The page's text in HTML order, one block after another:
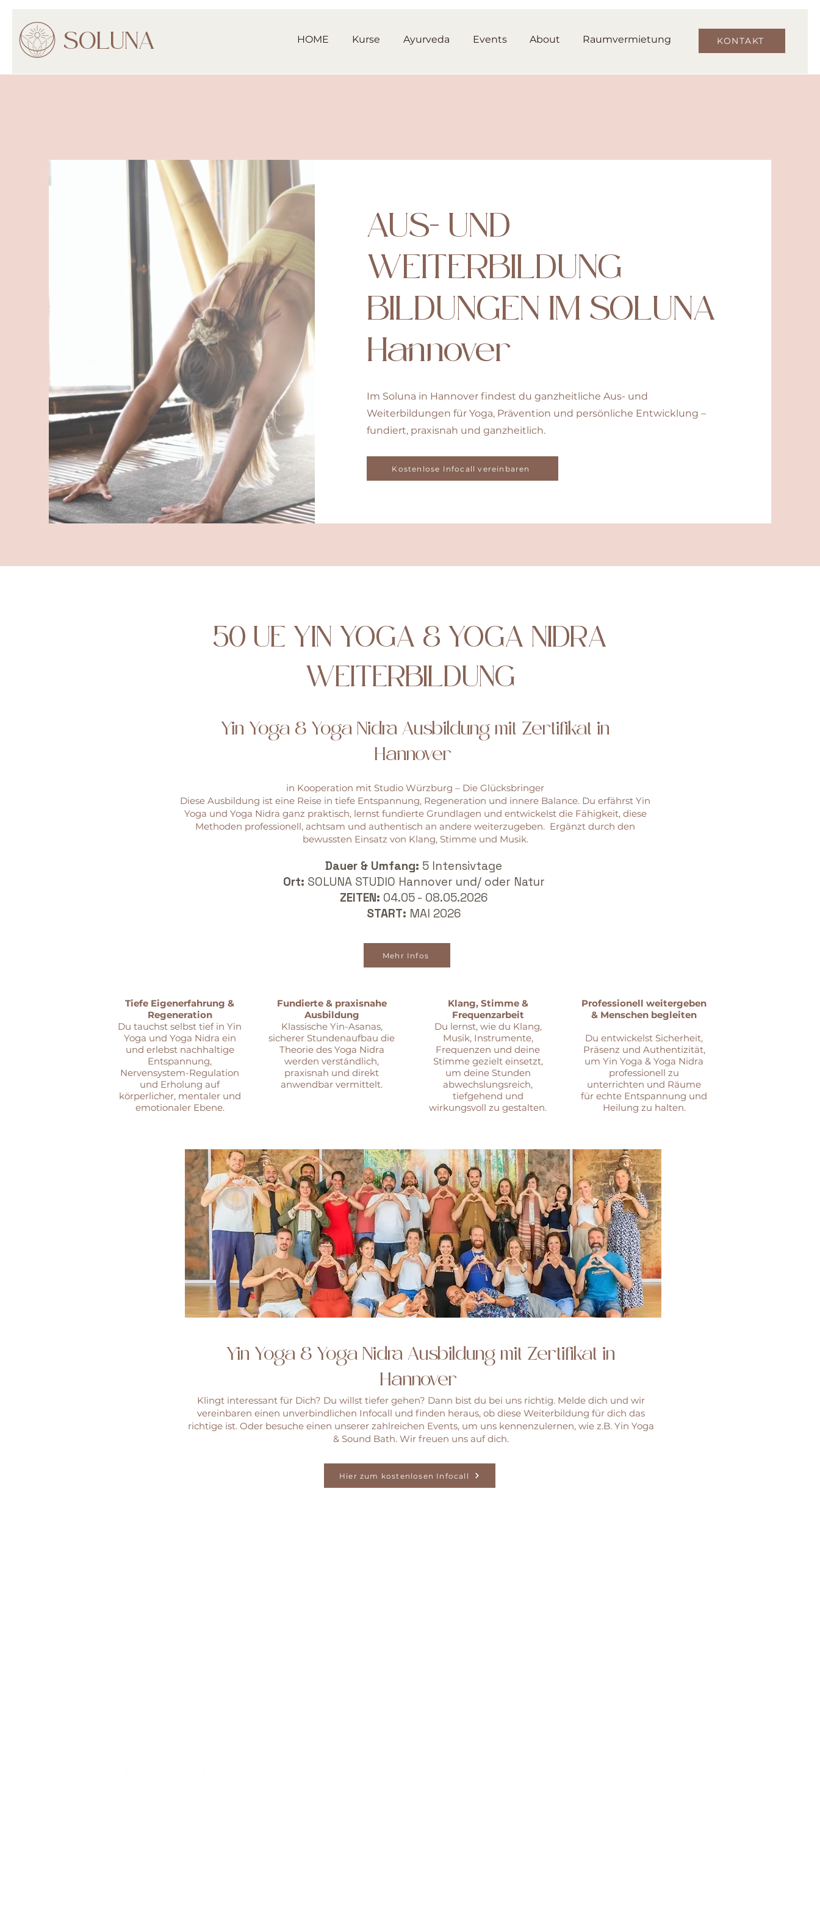
SOLUNA HOME Kurse Ayurveda Events About Raumvermietung KONTAKT
AUS- UND
WEITERBILDUNG
BILDUNGEN IM SOLUNA
Hannover
Im Soluna in Hannover findest du ganzheitliche Aus- und
Weiterbildungen für Yoga, Prävention und persönliche Entwicklung –
fundiert, praxisnah und ganzheitlich.
Kostenlose Infocall vereinbaren
50 UE YIN YOGA & YOGA NIDRA
WEITERBILDUNG
​Yin Yoga & Yoga Nidra Ausbildung mit Zertifikat in
Hannover
in Kooperation mit Studio Würzburg – Die Glücksbringer
Diese Ausbildung ist eine Reise in tiefe Entspannung, Regeneration und innere Balance. Du erfährst Yin
Yoga und Yoga Nidra ganz praktisch, lernst fundierte Grundlagen und entwickelst die Fähigkeit, diese
Methoden professionell, achtsam und authentisch an andere weiterzugeben. Ergänzt durch den
bewussten Einsatz von Klang, Stimme und Musik.
Dauer & Umfang: 5 Intensivtage
Ort: SOLUNA STUDIO Hannover und/ oder Natur
ZEITEN: 04.05 - 08.05.2026
START: MAI 2026
Mehr Infos
Tiefe Eigenerfahrung &
Regeneration
Du tauchst selbst tief in Yin
Yoga und Yoga Nidra ein
und erlebst nachhaltige
Entspannung,
Nervensystem-Regulation
und Erholung auf
körperlicher, mentaler und
emotionaler Ebene.
Fundierte & praxisnahe
Ausbildung
Klassische Yin-Asanas,
sicherer Stundenaufbau die
Theorie des Yoga Nidra
werden verständlich,
praxisnah und direkt
anwendbar vermittelt.
Klang, Stimme &
Frequenzarbeit
Du lernst, wie du Klang,
Musik, Instrumente,
Frequenzen und deine
Stimme gezielt einsetzt,
um deine Stunden
abwechslungsreich,
tiefgehend und
wirkungsvoll zu gestalten.
Professionell weitergeben
& Menschen begleiten
Du entwickelst Sicherheit,
Präsenz und Authentizität,
um Yin Yoga & Yoga Nidra
professionell zu
unterrichten und Räume
für echte Entspannung und
Heilung zu halten.
​Yin Yoga & Yoga Nidra Ausbildung mit Zertifikat in
Hannover
Klingt interessant für Dich? Du willst tiefer gehen? Dann bist du bei uns richtig. Melde dich und wir
vereinbaren einen unverbindlichen Infocall und finden heraus, ob diese Weiterbildung für dich das
richtige ist. Oder besuche einen unserer zahlreichen Events, um uns kennenzulernen, wie z.B. Yin Yoga
& Sound Bath. Wir freuen uns auf dich.
Hier zum kostenlosen Infocall